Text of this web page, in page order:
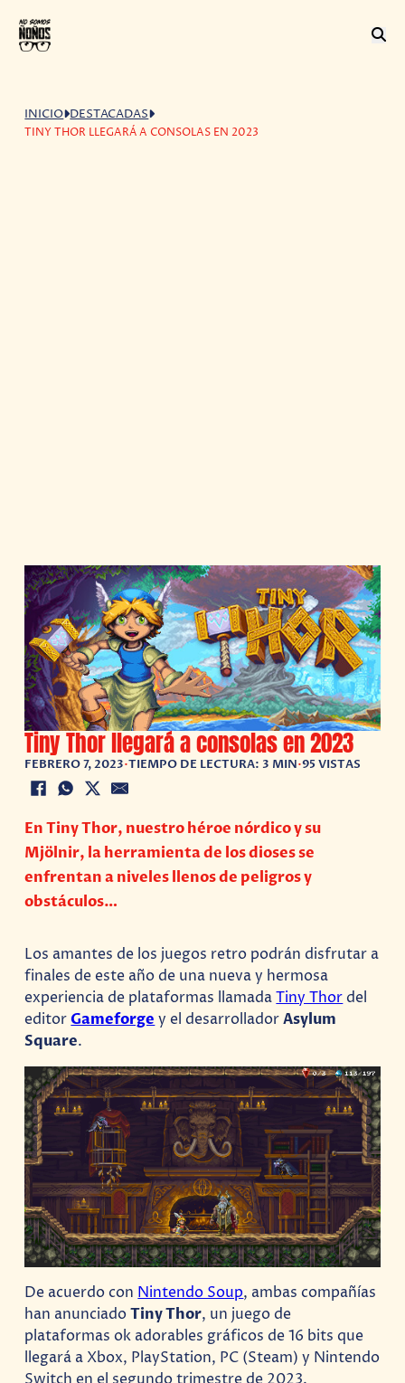
INICIO DESTACADAS
TINY THOR LLEGARÁ A CONSOLAS EN 2023
Tiny Thor llegará a consolas en 2023
FEBRERO 7, 2023•TIEMPO DE LECTURA: 3 MIN•95 VISTAS
En Tiny Thor, nuestro héroe nórdico y su
Mjölnir, la herramienta de los dioses se
enfrentan a niveles llenos de peligros y
obstáculos…
Los amantes de los juegos retro podrán disfrutar a
finales de este año de una nueva y hermosa
experiencia de plataformas llamadaTiny Thordel
editorGameforge y el desarrolladorAsylum
Square.
De acuerdo con Nintendo Soup, ambas compañías
han anunciadoTiny Thor, un juego de
plataformas ok adorables gráficos de 16 bits que
llegará a Xbox, PlayStation, PC (Steam) y Nintendo